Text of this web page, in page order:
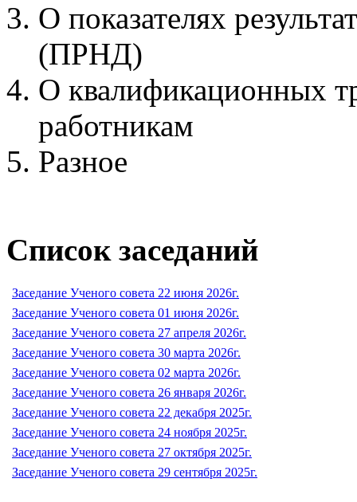
О показателях
(ПРНД)
О квалификационных
работникам
Разное
Список заседаний
Заседание Ученого совета 22 июня 2026г.
Заседание Ученого совета 01 июня 2026г.
Заседание Ученого совета 27 апреля 2026г.
Заседание Ученого совета 30 марта 2026г.
Заседание Ученого совета 02 марта 2026г.
Заседание Ученого совета 26 января 2026г.
Заседание Ученого совета 22 декабря 2025г.
Заседание Ученого совета 24 ноября 2025г.
Заседание Ученого совета 27 октября 2025г.
Заседание Ученого совета 29 сентября 2025г.